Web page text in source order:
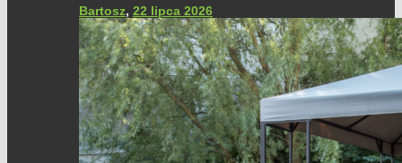
Bartosz, 22 lipca 2026